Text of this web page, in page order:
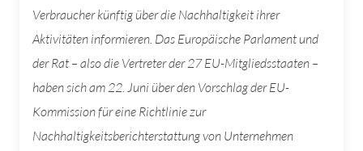
Verbraucher künftig über die Nachhaltigkeit ihrer
Aktivitäten informieren. Das Europäische Parlament und
der Rat – also die Vertreter der 27 EU-Mitgliedsstaaten –
haben sich am 22. Juni über den Vorschlag der EU-
Kommission für eine Richtlinie zur
Nachhaltigkeitsberichterstattung von Unternehmen